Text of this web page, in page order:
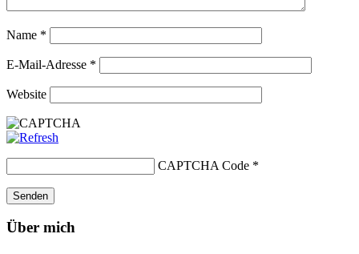
Name *
E-Mail-Adresse *
Website
CAPTCHA Code *
Über mich